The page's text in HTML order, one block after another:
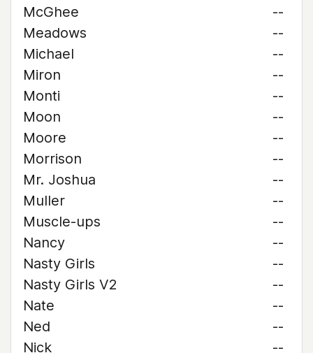
McGhee
--
Meadows
--
Michael
--
Miron
--
Monti
--
Moon
--
Moore
--
Morrison
--
Mr. Joshua
--
Muller
--
Muscle-ups
--
Nancy
--
Nasty Girls
--
Nasty Girls V2
--
Nate
--
Ned
--
Nick
--